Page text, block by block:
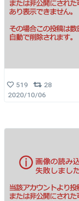
519
28
2020/10/06